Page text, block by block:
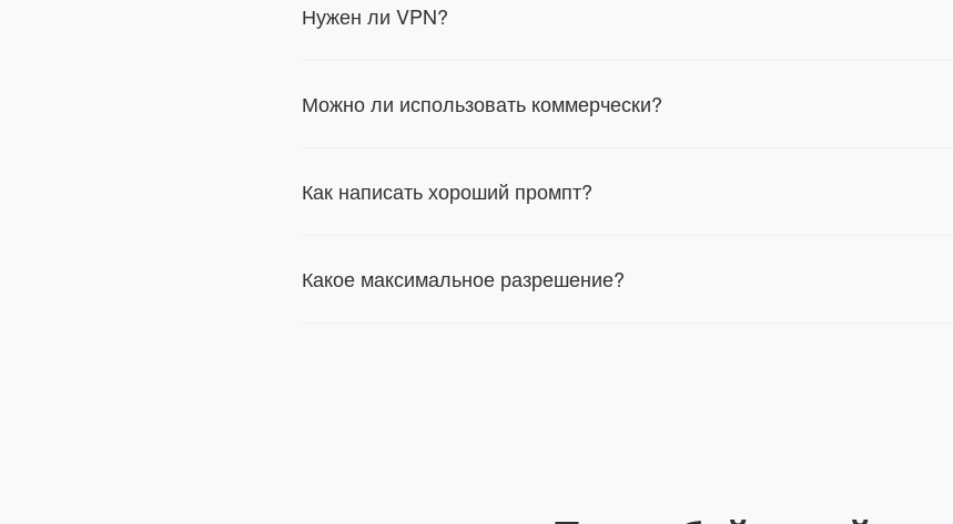
Нужен ли VPN?
Можно ли использовать коммерчески?
Как написать хороший промпт?
Какое максимальное разрешение?